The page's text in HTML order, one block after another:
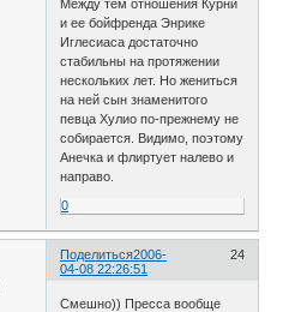
Между тем отношения Курни
и ее бойфренда Энрике
Иглесиаса достаточно
стабильны на протяжении
нескольких лет. Но жениться
на ней сын знаменитого
певца Хулио по-прежнему не
собирается. Видимо, поэтому
Анечка и флиртует налево и
направо.
0
Поделиться 24
2006-
04-08 22:26:51
Смешно)) Пресса вообще